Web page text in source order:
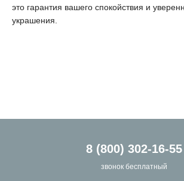
это гарантия вашего спокойствия и
украшения.
8 (800) 302-16-55
звонок бесплатный